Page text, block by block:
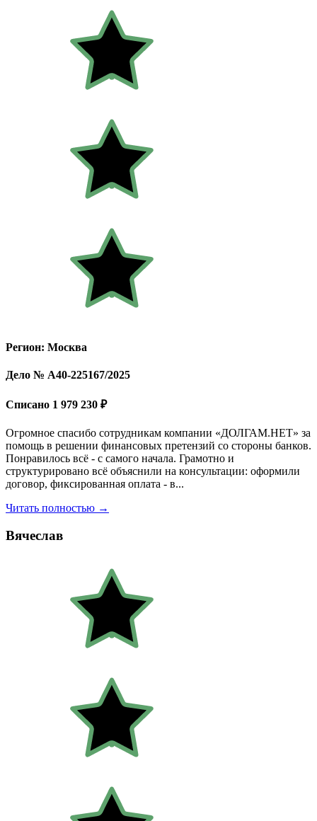
Регион: Москва
Дело № А40-225167/2025
Списано 1 979 230 ₽
Огромное спасибо сотрудникам компании «ДОЛГАМ.НЕТ» за
помощь в решении финансовых претензий со стороны банков.
Понравилось всё - с самого начала. Грамотно и
структурировано всё объяснили на консультации: оформили
договор, фиксированная оплата - в...
Читать полностью →
Вячеслав